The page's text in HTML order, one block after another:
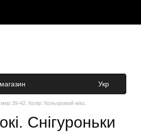
Укр
39-42. Колір: Кольоровий мікс.
Снігуроньки